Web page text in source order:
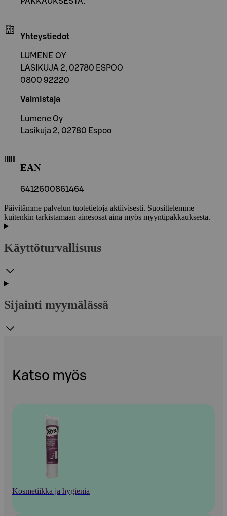
Yhteystiedot
LUMENE OY
LASIKUJA 2, 02780 ESPOO
0800 92220
Valmistaja
Lumene Oy
Lasikuja 2, 02780 Espoo
EAN
6412600861464
Päivitämme palvelun tuotetietoja aktiivisesti. Suosittelemme
kuitenkin tarkistamaan ainesosat aina myös myyntipakkauksesta.
Käyttöturvallisuus
Sijainti myymälässä
Katso myös
Kosmetiikka ja hygienia